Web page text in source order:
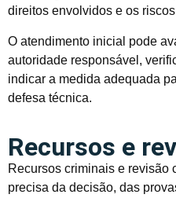
direitos envolvidos e os
O atendimento inicial pode
autoridade responsável,
indicar a medida adequada
defesa técnica.
Recursos e
Recursos criminais e revisão
precisa da decisão, das